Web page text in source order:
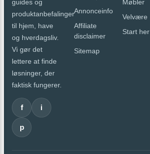
guides og
produktanbefalinger
til hjem, have
og hverdagsliv.
Vi gør det
lettere at finde
løsninger, der
faktisk fungerer.
f i
p
Annonceinfo
Affiliate
disclaimer
Sitemap
Møbler
Velvære
Start her